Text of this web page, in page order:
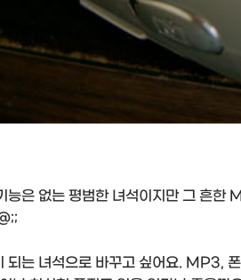
능은 없는 평범한 녀석이지만 그 흔
되는 녀석으로 바꾸고 싶어요. MP3,